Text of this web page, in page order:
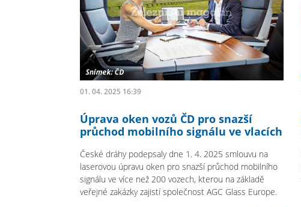
01. 04. 2025 16:39
Úprava oken vozů ČD pro snazší
průchod mobilního signálu ve vlacích
České dráhy podepsaly dne 1. 4. 2025 smlouvu na
laserovou úpravu oken pro snazší průchod mobilního
signálu ve více než 200 vozech, kterou na základě
veřejné zakázky zajistí společnost AGC Glass Europe.